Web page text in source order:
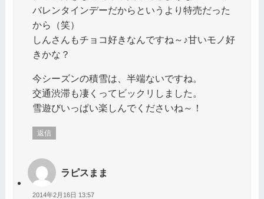
バレンタインデーだからというより特売だった
から（笑）
しんさんもチョコ好きなんですね～♪甘いモノ好
きかな？
今シーズンの積雪は、半端ないですね。
交通渋滞も凄くってビックリしました。
雪遊びいっぱい楽しんでくださいね～！
返信
ラピスまま
2014年2月16日 13:57